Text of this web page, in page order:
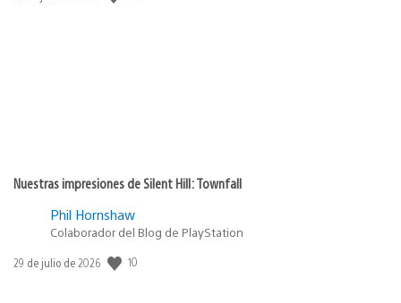
Nuestras impresiones de Silent Hill: Townfall
Phil Hornshaw
Colaborador del Blog de PlayStation
Fecha
29 de julio de 2026 10